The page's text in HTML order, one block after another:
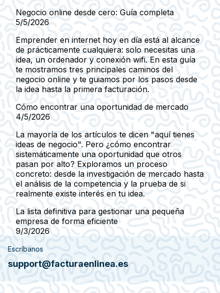
Negocio online desde cero: Guía completa
5/5/2026
Emprender en internet hoy en día está al alcance
de prácticamente cualquiera: solo necesitas una
idea, un ordenador y conexión wifi. En esta guía
te mostramos tres principales caminos del
negocio online y te guiamos por los pasos desde
la idea hasta la primera facturación.
Cómo encontrar una oportunidad de mercado
4/5/2026
La mayoría de los artículos te dicen "aquí tienes
ideas de negocio". Pero ¿cómo encontrar
sistemáticamente una oportunidad que otros
pasan por alto? Exploramos un proceso
concreto: desde la investigación de mercado hasta
el análisis de la competencia y la prueba de si
realmente existe interés en tu idea.
La lista definitiva para gestionar una pequeña
empresa de forma eficiente
9/3/2026
Escríbanos
support@facturaenlinea.es